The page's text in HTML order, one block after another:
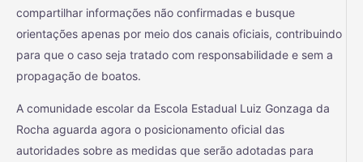
compartilhar informações não confirmadas e busque
orientações apenas por meio dos canais oficiais, contribuindo
para que o caso seja tratado com responsabilidade e sem a
propagação de boatos.
A comunidade escolar da Escola Estadual Luiz Gonzaga da
Rocha aguarda agora o posicionamento oficial das
autoridades sobre as medidas que serão adotadas para